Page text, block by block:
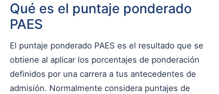
Qué es el puntaje ponderado
PAES
El puntaje ponderado PAES es el resultado que se
obtiene al aplicar los porcentajes de ponderación
definidos por una carrera a tus antecedentes de
admisión. Normalmente considera puntajes de